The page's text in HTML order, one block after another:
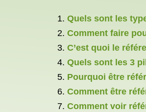
Quels sont les
Comment faire
C’est quoi le
Quels sont les 3
Pourquoi être
Comment être
Comment voir